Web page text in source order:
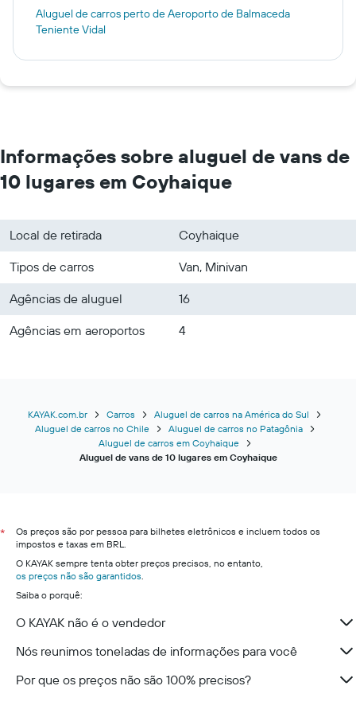
Aluguel de carros perto de Aeroporto de Balmaceda
Teniente Vidal
Informações sobre aluguel de vans de
10 lugares em Coyhaique
Local de retirada
Coyhaique
Tipos de carros
Van, Minivan
Agências de aluguel
16
Agências em aeroportos
4
KAYAK.com.br Carros
Aluguel de carros na América do Sul
Aluguel de carros no Chile
Aluguel de carros no Patagônia
Aluguel de carros em Coyhaique
Aluguel de vans de 10 lugares em Coyhaique
*
Os preços são por pessoa para bilhetes eletrônicos e incluem todos os
impostos e taxas em BRL.
O KAYAK sempre tenta obter preços precisos, no entanto,
os preços não são garantidos.
Saiba o porquê:
O KAYAK não é o vendedor
Nós reunimos toneladas de informações para você
Por que os preços não são 100% precisos?